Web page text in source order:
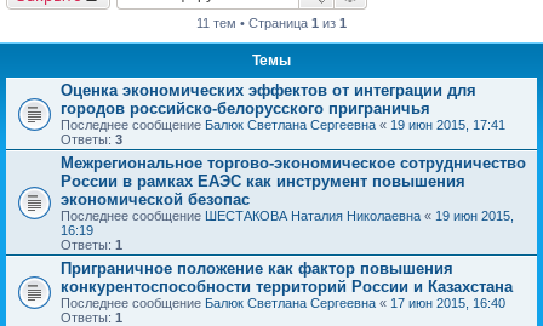
11 тем • Страница 1 из 1
Темы
Оценка экономических эффектов от интеграции для
городов российско-белорусского приграничья
Последнее сообщение Балюк Светлана Сергеевна « 19 июн 2015, 17:41
Ответы: 3
Межрегиональное торгово-экономическое сотрудничество
России в рамках ЕАЭС как инструмент повышения
экономической безопас
Последнее сообщение ШЕСТАКОВА Наталия Николаевна « 19 июн 2015,
16:19
Ответы: 1
Приграничное положение как фактор повышения
конкурентоспособности территорий России и Казахстана
Последнее сообщение Балюк Светлана Сергеевна « 17 июн 2015, 16:40
Ответы: 1